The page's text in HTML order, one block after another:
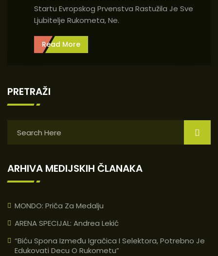
Startu Evropskog Prvenstva Rastužila Je Sve
Ljubitelje Rukometa, Ne.
Read More
PRETRAŽI
ARHIVA MEDIJSKIH ČLANAKA
MONDO: Priča Za Medalju
ARENA SPECIJAL: Andrea Lekić
“Biću Spona Između Igračica I Selektora, Potrebno Je
Edukovati Decu O Rukometu”